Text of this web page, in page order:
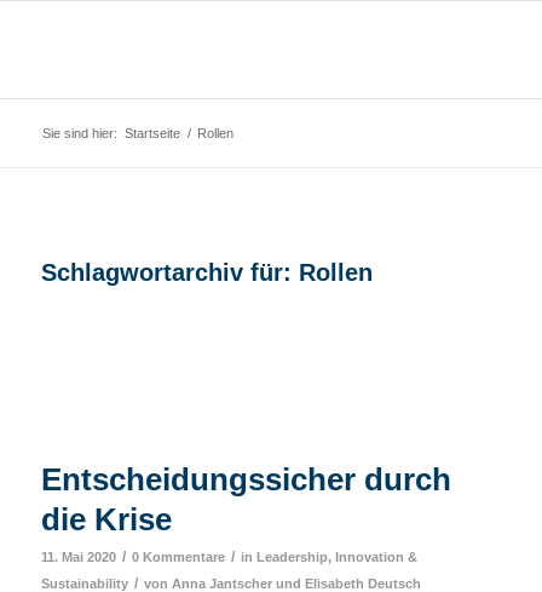
Sie sind hier: Startseite / Rollen
Schlagwortarchiv für: Rollen
Entscheidungssicher durch
die Krise
11. Mai 2020 / 0 Kommentare / in Leadership, Innovation &
Sustainability / von Anna Jantscherund Elisabeth Deutsch